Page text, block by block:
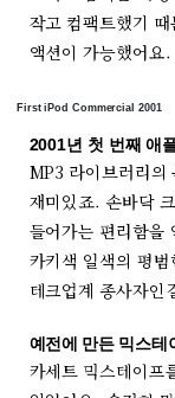
작고 컴팩트했기
액션이 가능했어요.
First iPod Commercial 2001
2001년 첫 번째 애
MP3 라이브러리의
재미있죠. 손바닥
들어가는 편리함을
카키색 일색의 평
테크업계 종사자인
예전에 만든 믹스테
카세트 믹스테이프